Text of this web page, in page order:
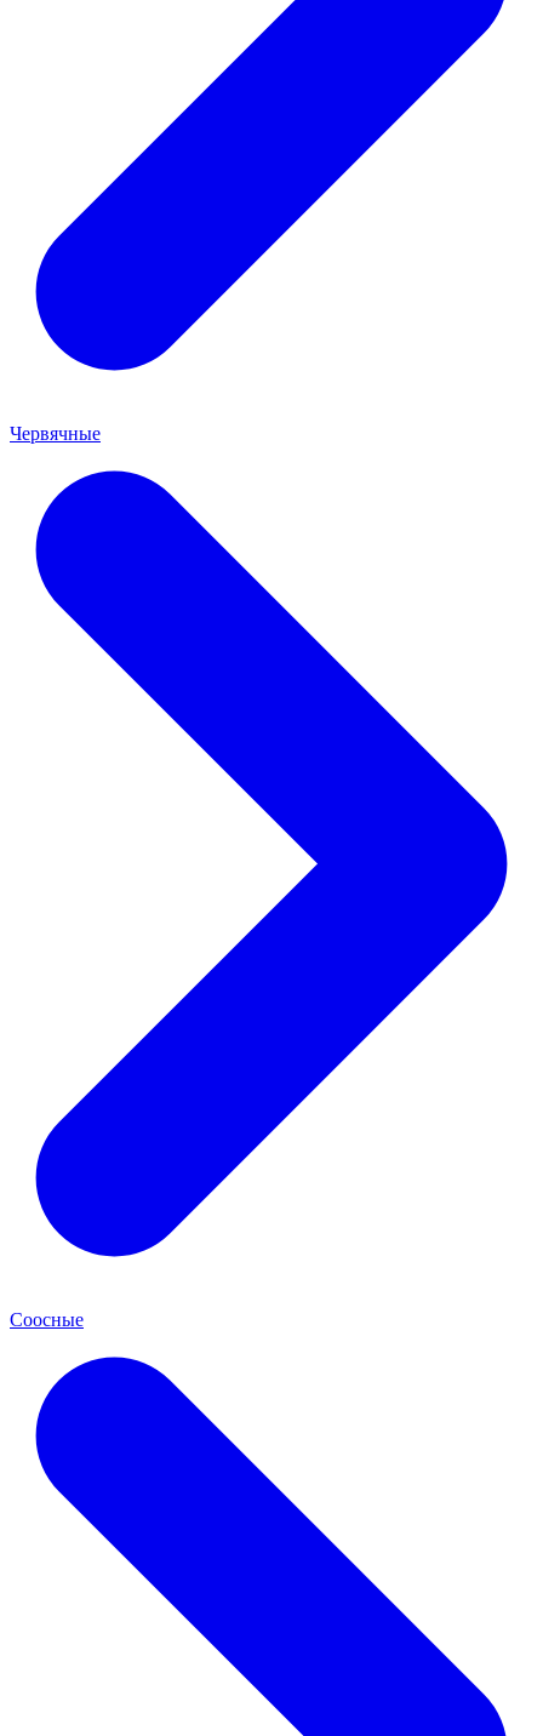
Червячные
Соосные